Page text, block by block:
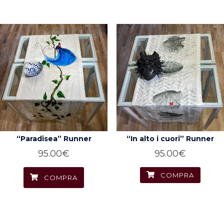
“Paradisea” Runner
95.00€
COMPRA
“In alto i cuori” Runner
95.00€
COMPRA